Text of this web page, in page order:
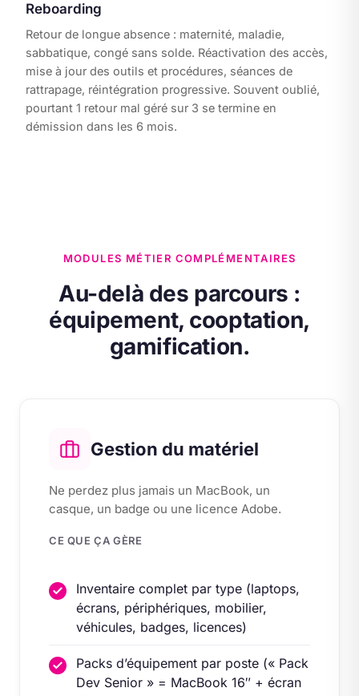
Reboarding
Retour de longue absence : maternité, maladie,
sabbatique, congé sans solde. Réactivation des accès,
mise à jour des outils et procédures, séances de
rattrapage, réintégration progressive. Souvent oublié,
pourtant 1 retour mal géré sur 3 se termine en
démission dans les 6 mois.
MODULES MÉTIER COMPLÉMENTAIRES
Au-delà des parcours :
équipement, cooptation,
gamification.
Gestion du matériel
Ne perdez plus jamais un MacBook, un
casque, un badge ou une licence Adobe.
CE QUE ÇA GÈRE
Inventaire complet par type (laptops,
écrans, périphériques, mobilier,
véhicules, badges, licences)
Packs d’équipement par poste (« Pack
Dev Senior » = MacBook 16″ + écran